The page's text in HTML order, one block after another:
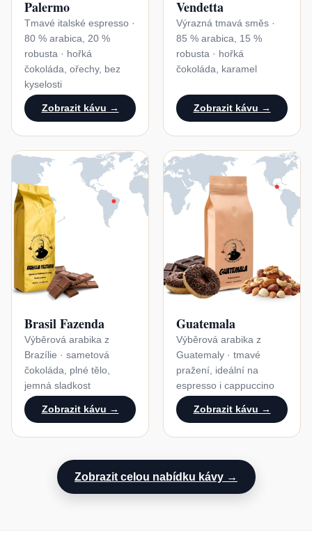
Palermo
Tmavé italské espresso ·
80 % arabica, 20 %
robusta · hořká
čokoláda, ořechy, bez
kyselosti
Zobrazit kávu →
Vendetta
Výrazná tmavá směs ·
85 % arabica, 15 %
robusta · hořká
čokoláda, karamel
Zobrazit kávu →
Brasil Fazenda
Výběrová arabika z
Brazílie · sametová
čokoláda, plné tělo,
jemná sladkost
Zobrazit kávu →
Guatemala
Výběrová arabika z
Guatemaly · tmavé
pražení, ideální na
espresso i cappuccino
Zobrazit kávu →
Zobrazit celou nabídku kávy →